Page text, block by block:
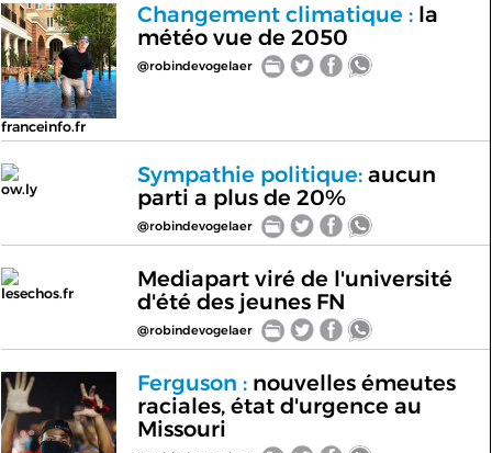
franceinfo.fr
Changement climatique :la
météo vue de 2050
@robindevogelaer
ow.ly
Sympathie politique:aucun
parti a plus de 20%
@robindevogelaer
lesechos.fr
Mediapart viré de l'université
d'été des jeunes FN
@robindevogelaer
Ferguson :nouvelles émeutes
raciales, état d'urgence au
Missouri